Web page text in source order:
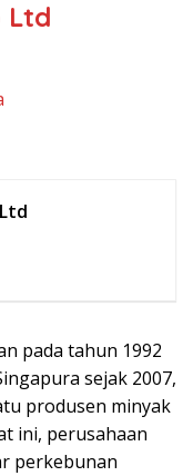
Ltd
pada tahun 1992
sejak 2007,
produsen minyak
ini, perusahaan
perkebunan